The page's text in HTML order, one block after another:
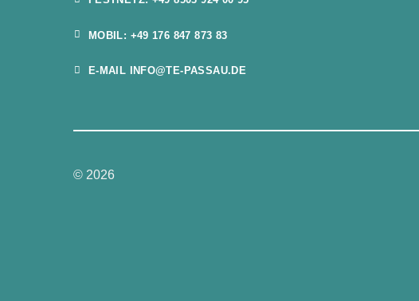
MOBIL: +49 176 847 873 83
E-MAIL INFO@TE-PASSAU.DE
© 2026